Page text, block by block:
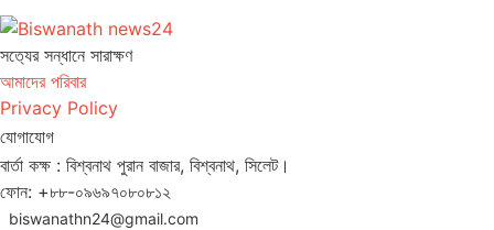
সত‌্যের সন্ধানে সারাক্ষণ
আমাদের পরিবার
Privacy Policy
যোগাযোগ
বার্তা কক্ষ : বিশ্বনাথ পুরান বাজার, বিশ্বনাথ, সিলেট।
ফোন: +৮৮-০৯৬৯৭০৮০৮১২
biswanathn24@gmail.com